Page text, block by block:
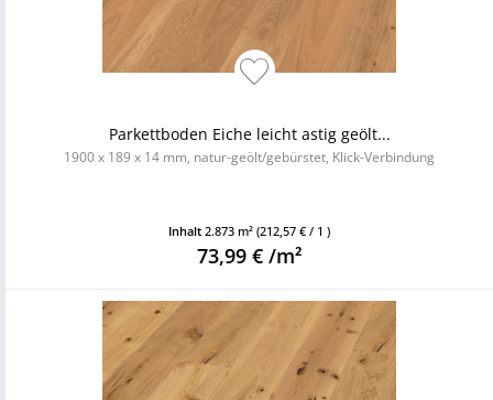
Parkettboden Eiche leicht astig geölt...
1900 x 189 x 14 mm, natur-geölt/gebürstet, Klick-Verbindung
Inhalt 2.873 m² (212,57 € / 1 )
73,99 € /m²